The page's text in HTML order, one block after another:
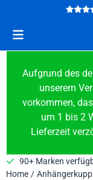
Cookie-Einstellungen
Aufgrund des
unserem
vorkommen,
um 1 bis 2
Lieferzeit
90+ Marken
Home /